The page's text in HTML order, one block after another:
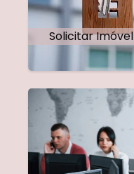
Solicitar Imóvel